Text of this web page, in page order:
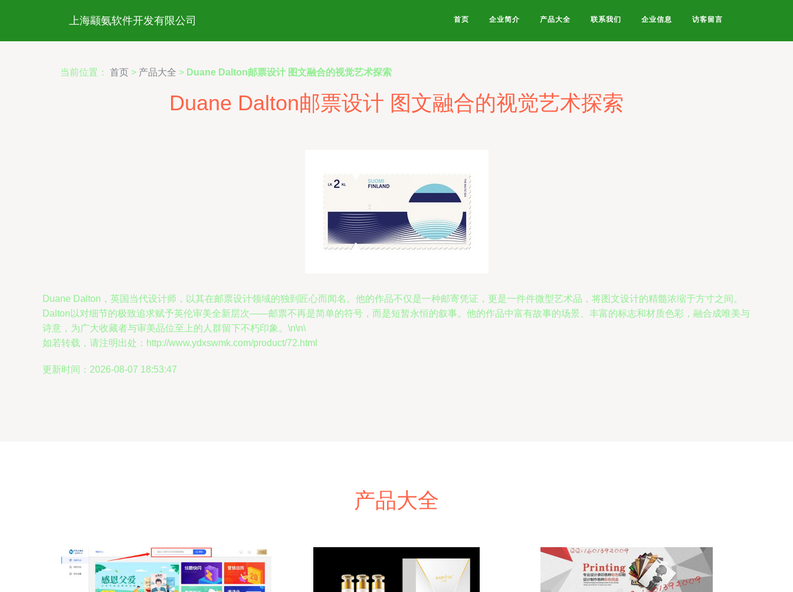
上海颛氨软件开发有限公司 首页 企业简介 产品大全 联系我们 企业信息 访客留言
当前位置： 首页 > 产品大全 > Duane Dalton邮票设计 图文融合的视觉艺术探索
Duane Dalton邮票设计 图文融合的视觉艺术探索
Duane Dalton，英国当代设计师，以其在邮票设计领域的独到匠心而闻名。他的作品不仅是一种邮寄凭证，更是一件件微型艺术品，将图文设计的精髓浓缩于方寸之间。
Dalton以对细节的极致追求赋予英伦审美全新层次——邮票不再是简单的符号，而是短暂永恒的叙事。他的作品中富有故事的场景、丰富的标志和材质色彩，融合成唯美与
诗意，为广大收藏者与审美品位至上的人群留下不朽印象。\n\n\
如若转载，请注明出处：http://www.ydxswmk.com/product/72.html
更新时间：2026-08-07 18:53:47
产品大全